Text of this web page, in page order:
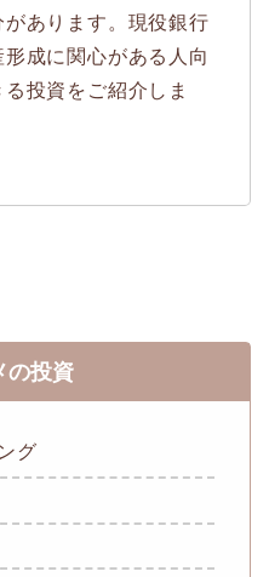
があります。現役銀行
成に関心がある人向
投資をご紹介しま
の投資
グ